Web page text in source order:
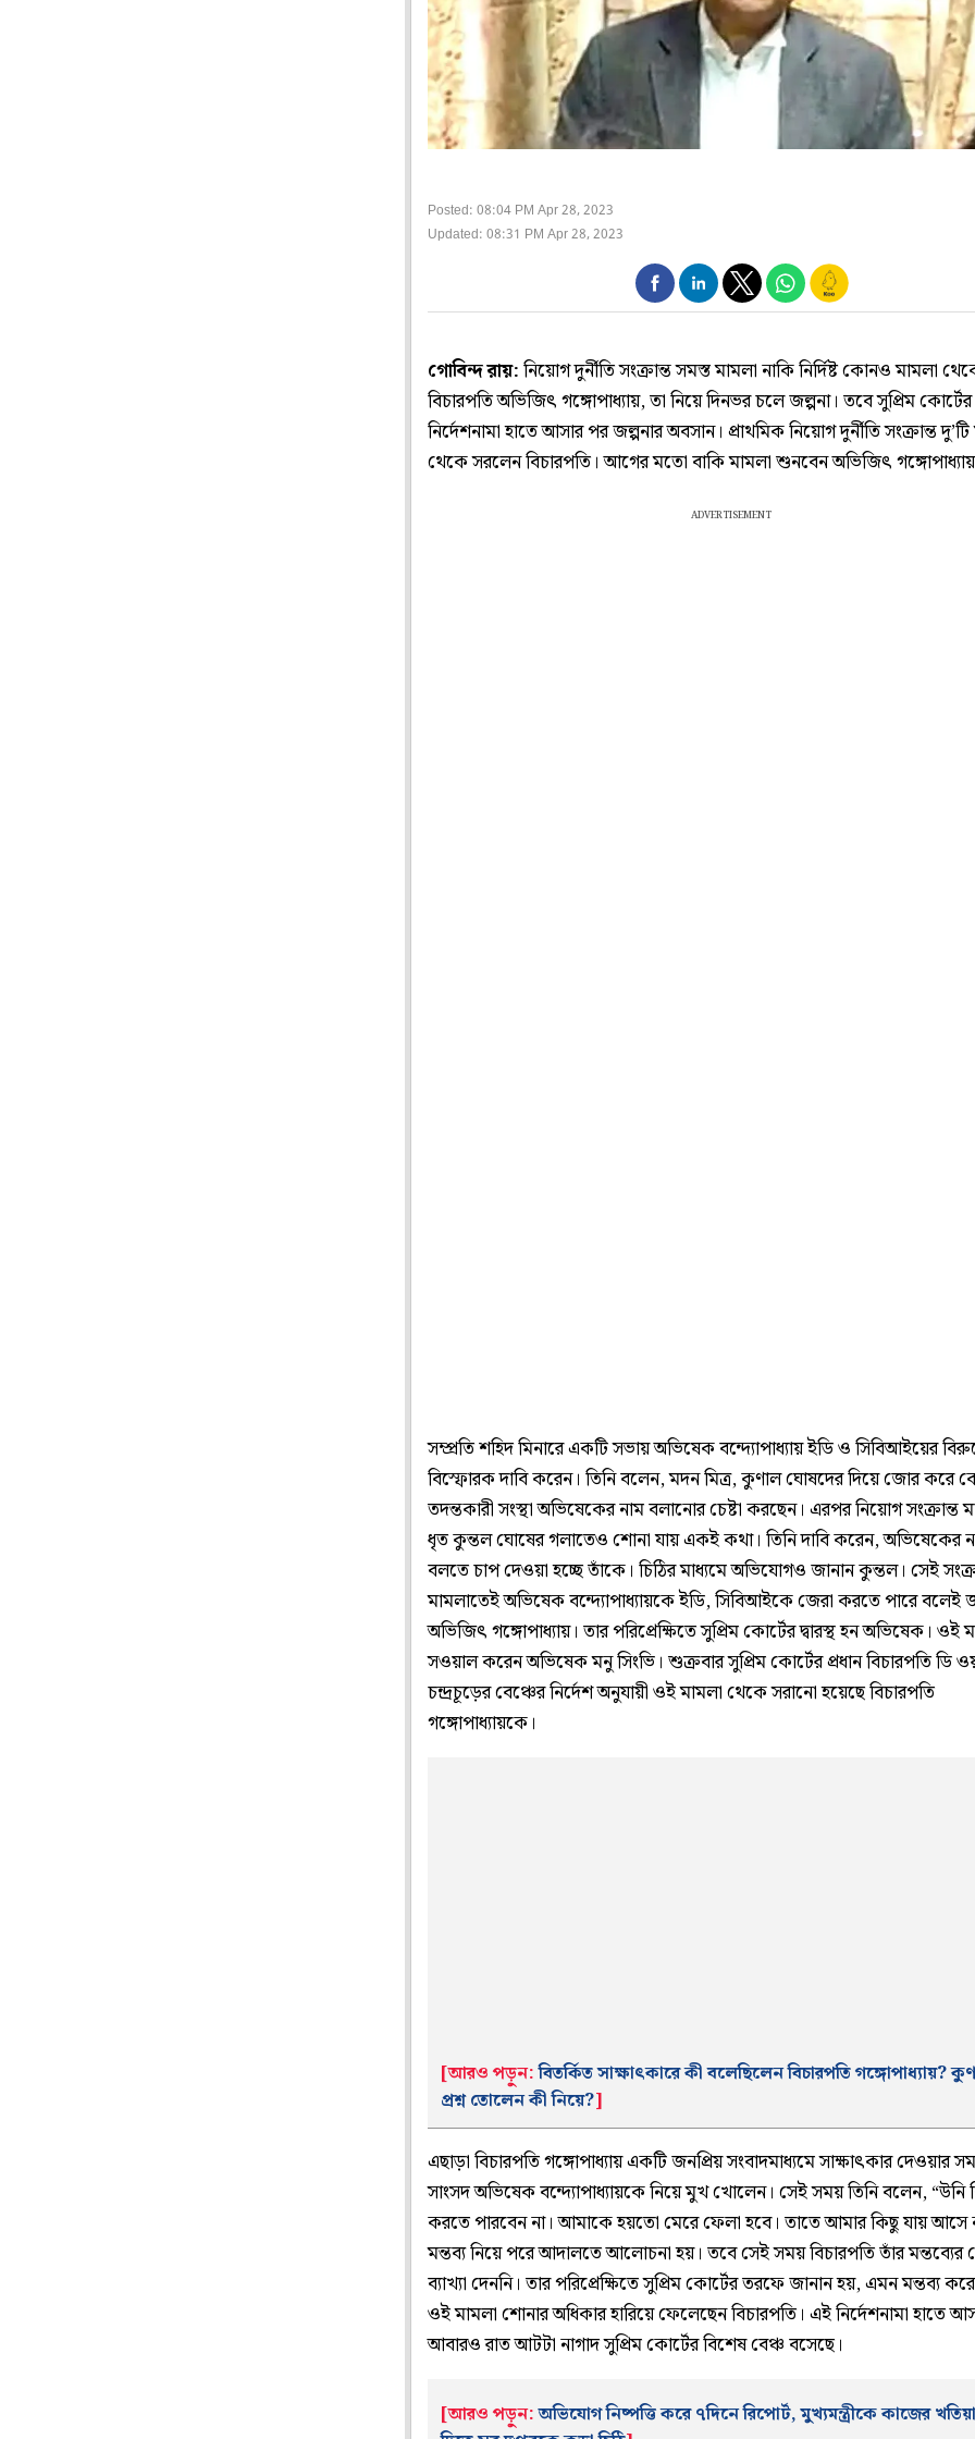
Posted: 08:04 PM Apr 28, 2023
Updated: 08:31 PM Apr 28, 2023
গোবিন্দ রায়:নিয়োগ দুর্নীতি সংক্রান্ত সমস্ত মামলা নাকি নির্দিষ্ট কোনও মামলা
বিচারপতি অভিজিৎ গঙ্গোপাধ্যায়, তা নিয়ে দিনভর চলে জল্পনা। তবে সুপ্রিম কোর্টের
নির্দেশনামা হাতে আসার পর জল্পনার অবসান। প্রাথমিক নিয়োগ দুর্নীতি সংক্রান্ত
থেকে সরলেন বিচারপতি। আগের মতো বাকি মামলা শুনবেন অভিজিৎ
ADVERTISEMENT
সম্প্রতি শহিদ মিনারে একটি সভায় অভিষেক বন্দ্যোপাধ্যায় ইডি ও সিবিআইয়ের
বিস্ফোরক দাবি করেন। তিনি বলেন, মদন মিত্র, কুণাল ঘোষদের দিয়ে জোর করে
তদন্তকারী সংস্থা অভিষেকের নাম বলানোর চেষ্টা করছেন। এরপর নিয়োগ সংক্রান্ত
ধৃত কুন্তল ঘোষের গলাতেও শোনা যায় একই কথা। তিনি দাবি করেন, অভিষেকের
বলতে চাপ দেওয়া হচ্ছে তাঁকে। চিঠির মাধ্যমে অভিযোগও জানান কুন্তল। সেই
মামলাতেই অভিষেক বন্দ্যোপাধ্যায়কে ইডি, সিবিআইকে জেরা করতে পারে বলেই
অভিজিৎ গঙ্গোপাধ্যায়। তার পরিপ্রেক্ষিতে সুপ্রিম কোর্টের দ্বারস্থ হন অভিষেক। ওই
সওয়াল করেন অভিষেক মনু সিংভি। শুক্রবার সুপ্রিম কোর্টের প্রধান বিচারপতি ডি
চন্দ্রচূড়ের বেঞ্চের নির্দেশ অনুযায়ী ওই মামলা থেকে সরানো হয়েছে বিচারপতি
গঙ্গোপাধ্যায়কে।
[আরও পড়ুন:বিতর্কিত সাক্ষাৎকারে কী বলেছিলেন বিচারপতি গঙ্গোপাধ্যায়?
প্রশ্ন তোলেন কী নিয়ে?]
এছাড়া বিচারপতি গঙ্গোপাধ্যায় একটি জনপ্রিয় সংবাদমাধ্যমে সাক্ষাৎকার দেওয়ার
সাংসদ অভিষেক বন্দ্যোপাধ্যায়কে নিয়ে মুখ খোলেন। সেই সময় তিনি বলেন, “উনি
করতে পারবেন না। আমাকে হয়তো মেরে ফেলা হবে। তাতে আমার কিছু যায় আসে
মন্তব্য নিয়ে পরে আদালতে আলোচনা হয়। তবে সেই সময় বিচারপতি তাঁর
ব্যাখ্যা দেননি। তার পরিপ্রেক্ষিতে সুপ্রিম কোর্টের তরফে জানান হয়, এমন মন্তব্য
ওই মামলা শোনার অধিকার হারিয়ে ফেলেছেন বিচারপতি। এই নির্দেশনামা হাতে
আবারও রাত আটটা নাগাদ সুপ্রিম কোর্টের বিশেষ বেঞ্চ বসেছে।
[আরও পড়ুন:অভিযোগ নিষ্পত্তি করে ৭দিনে রিপোর্ট, মুখ্যমন্ত্রীকে কাজের